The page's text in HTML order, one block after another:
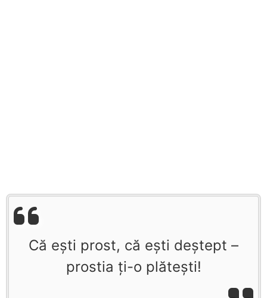
Că eşti prost, că eşti deştept –
prostia ţi-o plăteşti!